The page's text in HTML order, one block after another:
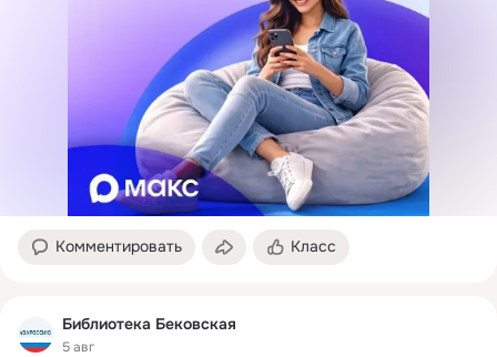
Комментировать Класс
Библиотека Бековская
5 авг